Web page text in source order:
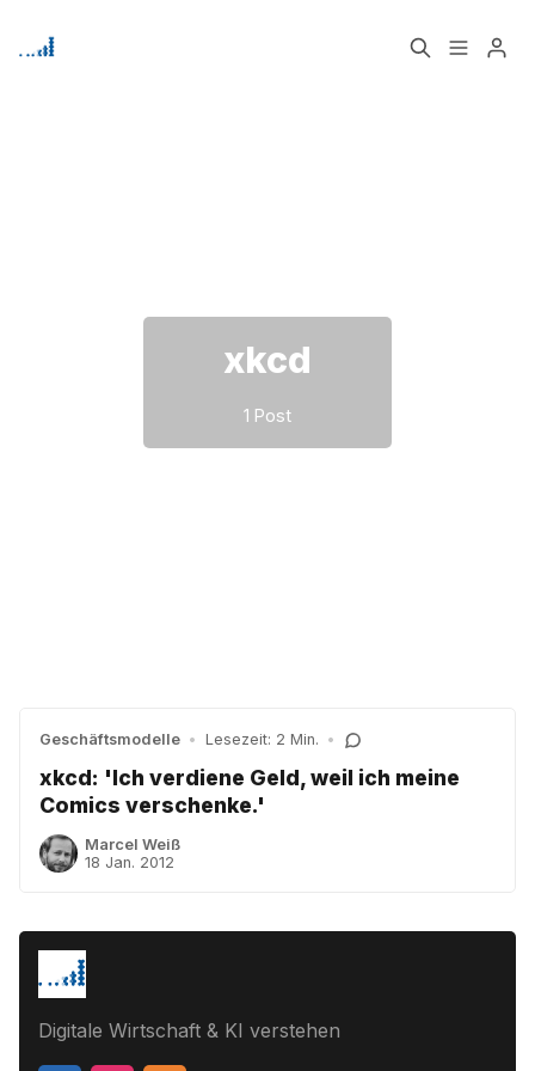
xkcd
1 Post
Geschäftsmodelle • Lesezeit: 2 Min. •
xkcd: 'Ich verdiene Geld, weil ich meine
Comics verschenke.'
Marcel Weiß
18 Jan. 2012
Digitale Wirtschaft & KI verstehen